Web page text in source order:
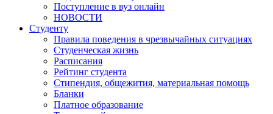
Поступление в вуз онлайн
НОВОСТИ
Студенту
Правила поведения в чрезвычайных ситуациях
Студенческая жизнь
Расписания
Рейтинг студента
Стипендия, общежития, материальная помощь
Бланки
Платное образование